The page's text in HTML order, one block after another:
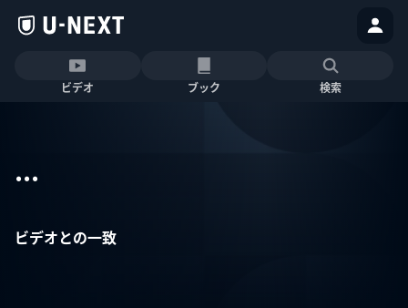
ビデオ ブック 検索
...
ビデオとの一致